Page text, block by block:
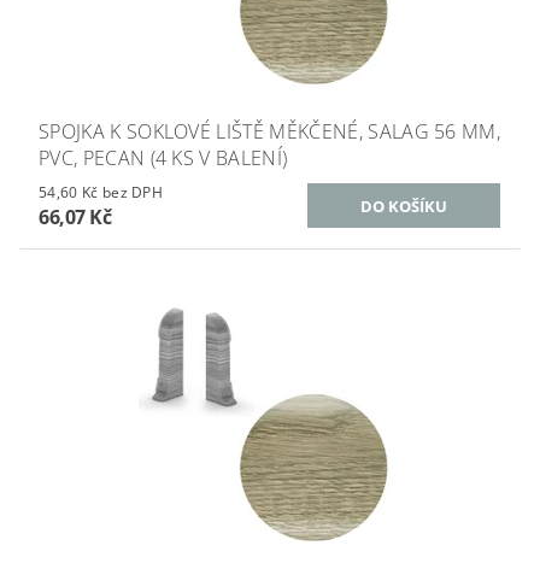
SPOJKA K SOKLOVÉ LIŠTĚ MĚKČENÉ, SALAG 56 MM,
PVC, PECAN (4 KS V BALENÍ)
54,60 Kč bez DPH
66,07 Kč